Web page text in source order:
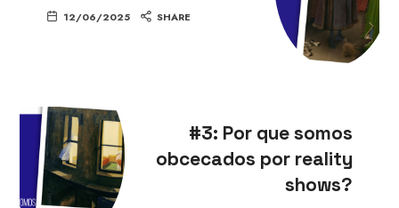
12/06/2025 SHARE
#3: Por que somos
obcecados por reality
shows?